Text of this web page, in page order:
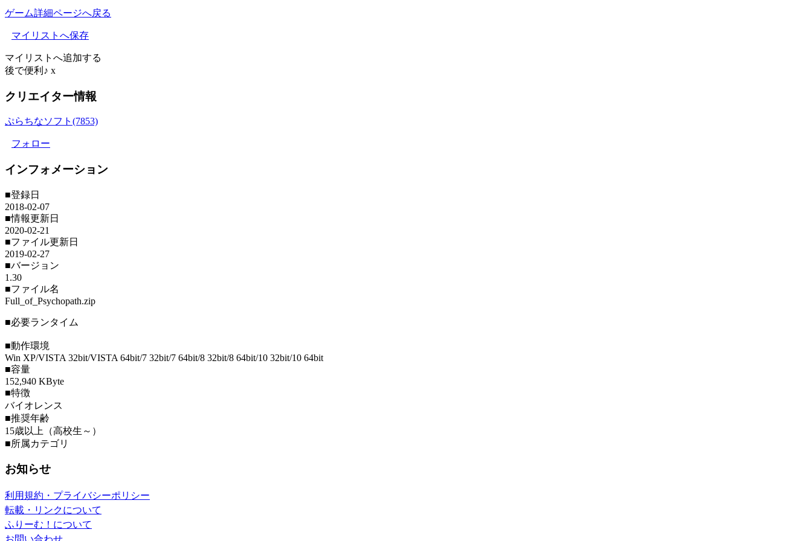
ゲーム詳細ページへ戻る
マイリストへ保存
マイリストへ追加する
後で便利♪ x
クリエイター情報
ぷらちなソフト(7853)
フォロー
インフォメーション
■登録日
2018-02-07
■情報更新日
2020-02-21
■ファイル更新日
2019-02-27
■バージョン
1.30
■ファイル名
Full_of_Psychopath.zip
■必要ランタイム
■動作環境
Win XP/VISTA 32bit/VISTA 64bit/7 32bit/7 64bit/8 32bit/8 64bit/10 32bit/10 64bit
■容量
152,940 KByte
■特徴
バイオレンス
■推奨年齢
15歳以上（高校生～）
■所属カテゴリ
お知らせ
利用規約・プライバシーポリシー
転載・リンクについて
ふりーむ！について